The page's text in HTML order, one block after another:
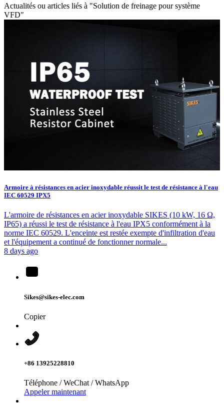
Actualités ou articles liés à "Solution de freinage pour système
VFD"
Armoire à résistances en acier inoxydable réussit le test de résistance à l'eau
IEC 60529 IPX5
L'armoire de résistances en acier inoxydable SIKES (10 kW, 16 Ω,
IP65) a réussi le test de résistance à l'eau IPX5 conformément à la
norme IEC 60529. L'enceinte est restée exempte d'infiltration d'eau
et l'équipement a continué de fonctionner normale...
8 days ago
Sikes@sikes-elec.com
Copier
+86 13925228810
Téléphone / WeChat / WhatsApp
Appeler maintenant